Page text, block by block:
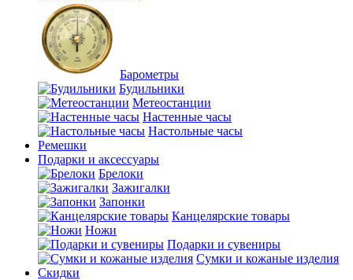
Барометры
Будильники
Метеостанции
Настенные часы
Настольные часы
Ремешки
Подарки и аксессуары
Брелоки
Зажигалки
Запонки
Канцелярские товары
Ножи
Подарки и сувениры
Сумки и кожаные изделия
Скидки